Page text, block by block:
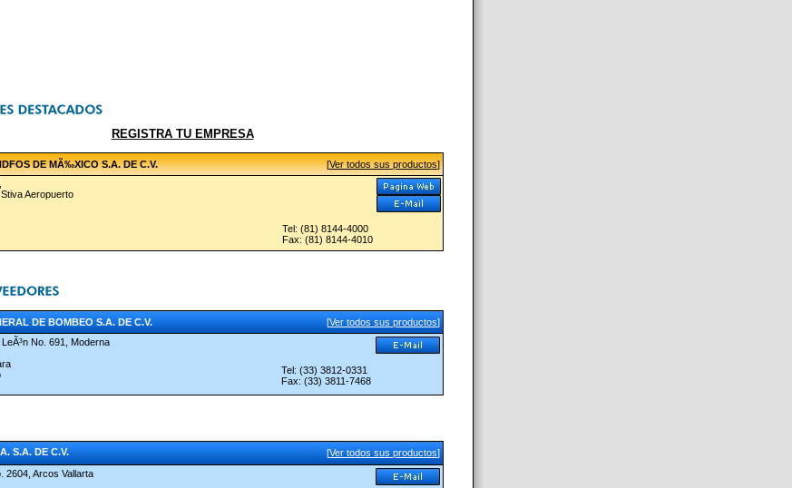
REGISTRA TU EMPRESA
DE MÃ‰XICO S.A. DE C.V. [Ver todos sus productos]
Aeropuerto
Tel: (81) 8144-4000
Fax: (81) 8144-4010
DE BOMBEO S.A. DE C.V. [Ver todos sus productos]
No. 691, Moderna
Tel: (33) 3812-0331
Fax: (33) 3811-7468
S.A. DE C.V. [Ver todos sus productos]
2604, Arcos Vallarta